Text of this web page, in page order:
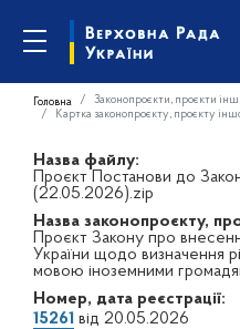
Головна Законопроєкти, проєкти
Картка законопроєкту, проєкту
Назва файлу:
Проєкт Постанови до
(22.05.2026).zip
Назва законопроєкту,
Проєкт Закону про
України щодо визначення
мовою іноземними
Номер, дата реєстрації:
15261 від 20.05.2026